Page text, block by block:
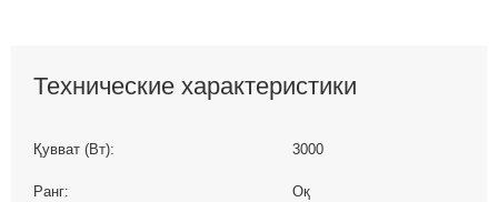
Технические характеристики
Қувват (Вт): 3000
Ранг: Оқ